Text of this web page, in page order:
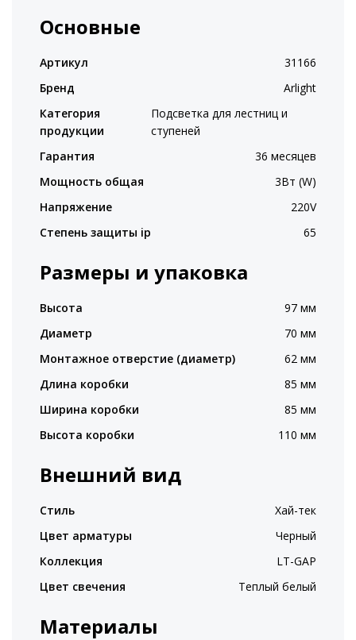
Основные
Артикул
31166
Бренд
Arlight
Категория
продукции
Подсветка для лестниц и
ступеней
Гарантия
36 месяцев
Мощность общая
3Вт (W)
Напряжение
220V
Степень защиты ip
65
Размеры и упаковка
Высота
97 мм
Диаметр
70 мм
Монтажное отверстие (диаметр)
62 мм
Длина коробки
85 мм
Ширина коробки
85 мм
Высота коробки
110 мм
Внешний вид
Стиль
Хай-тек
Цвет арматуры
Черный
Коллекция
LT-GAP
Цвет свечения
Теплый белый
Материалы